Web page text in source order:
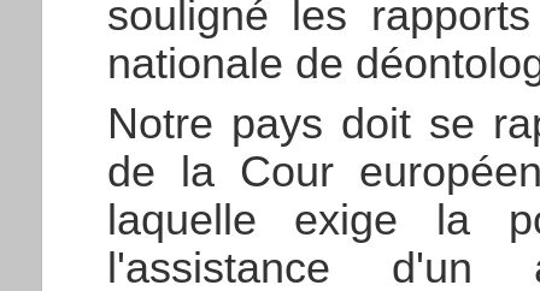
souligné les
nationale de
Notre pays doit se
de la Cour
laquelle exige la
l'assistance